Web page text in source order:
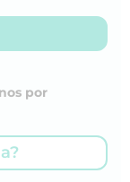
por